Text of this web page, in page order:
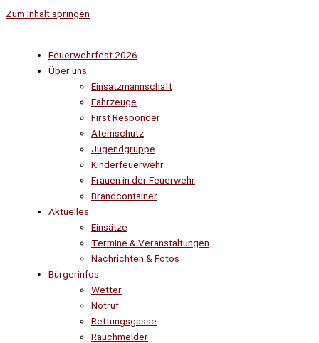
Zum Inhalt springen
Feuerwehrfest 2026
Über uns
Einsatzmannschaft
Fahrzeuge
First Responder
Atemschutz
Jugendgruppe
Kinderfeuerwehr
Frauen in der Feuerwehr
Brandcontainer
Aktuelles
Einsätze
Termine & Veranstaltungen
Nachrichten & Fotos
Bürgerinfos
Wetter
Notruf
Rettungsgasse
Rauchmelder